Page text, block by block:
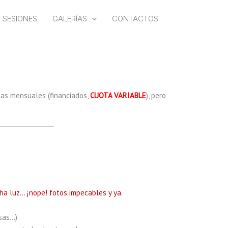
SESIONES GALERÍAS CONTACTOS
mensuales (financiados, CUOTA VARIABLE), pero
luz… ¡nope! fotos impecables y ya.